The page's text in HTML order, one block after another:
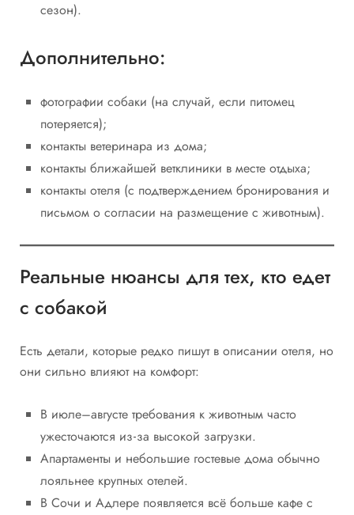
сезон).
Дополнительно:
фотографии собаки (на случай, если питомец
потеряется);
контакты ветеринара из дома;
контакты ближайшей ветклиники в месте отдыха;
контакты отеля (с подтверждением бронирования и
письмом о согласии на размещение с животным).
Реальные нюансы для тех, кто едет
с собакой
Есть детали, которые редко пишут в описании отеля, но
они сильно влияют на комфорт:
В июле–августе требования к животным часто
ужесточаются из‑за высокой загрузки.
Апартаменты и небольшие гостевые дома обычно
лояльнее крупных отелей.
В Сочи и Адлере появляется всё больше кафе с